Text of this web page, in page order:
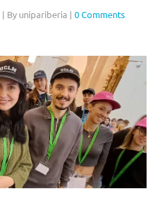
| By unipariberia | 0 Comments